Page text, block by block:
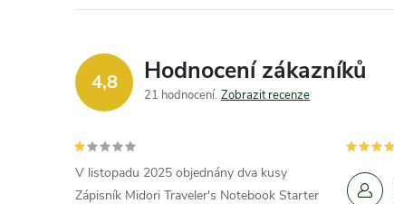
4,8 Hodnocení zákazníků
21 hodnocení Zobrazit recenze
V listopadu 2025 objednány dva kusy
Zápisník Midori Traveler's Notebook Starter